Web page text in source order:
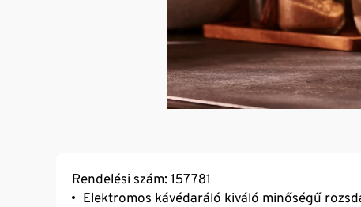
Rendelési szám: 157781
Elektromos kávédaráló kiváló minőségű